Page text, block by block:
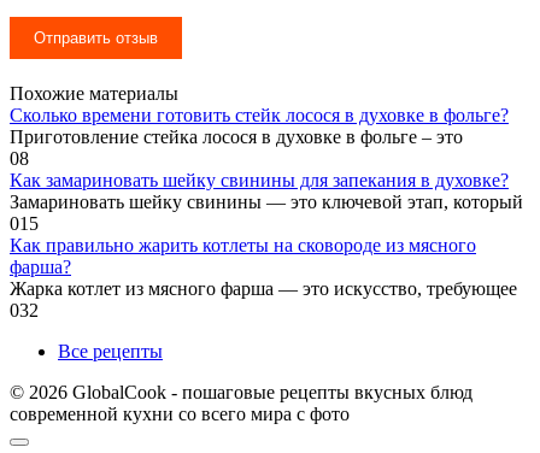
Похожие материалы
Сколько времени готовить стейк лосося в духовке в фольге?
Приготовление стейка лосося в духовке в фольге – это
08
Как замариновать шейку свинины для запекания в духовке?
Замариновать шейку свинины — это ключевой этап, который
015
Как правильно жарить котлеты на сковороде из мясного
фарша?
Жарка котлет из мясного фарша — это искусство, требующее
032
Все рецепты
© 2026 GlobalCook - пошаговые рецепты вкусных блюд
современной кухни со всего мира с фото